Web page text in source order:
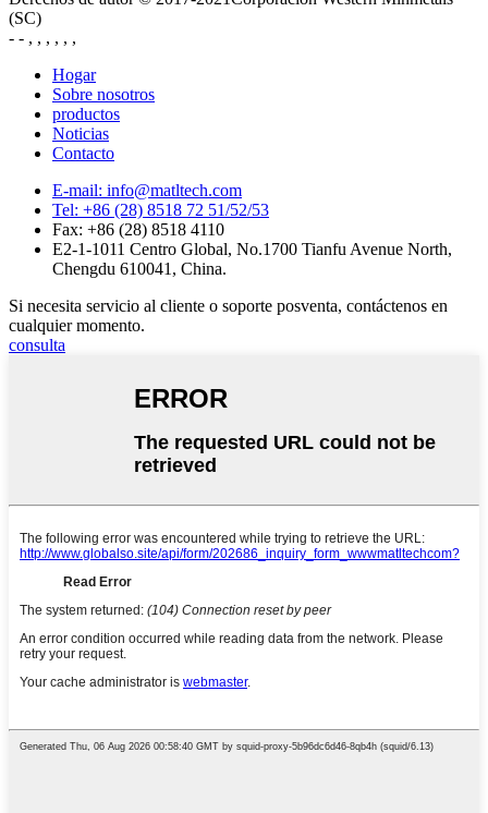
(SC)
- - , , , , , ,
Hogar
Sobre nosotros
productos
Noticias
Contacto
E-mail: info@matltech.com
Tel: +86 (28) 8518 72 51/52/53
Fax: +86 (28) 8518 4110
E2-1-1011 Centro Global, No.1700 Tianfu Avenue North,
Chengdu 610041, China.
Si necesita servicio al cliente o soporte posventa, contáctenos en
cualquier momento.
consulta